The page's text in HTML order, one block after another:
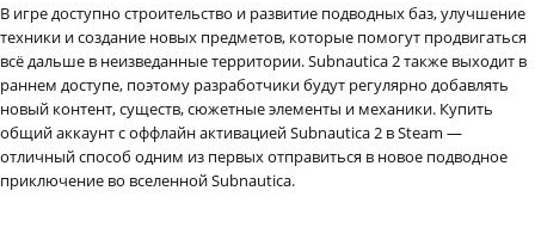
В игре доступно строительство и развитие подводных баз, улучшение
техники и создание новых предметов, которые помогут продвигаться
всё дальше в неизведанные территории. Subnautica 2 также выходит в
раннем доступе, поэтому разработчики будут регулярно добавлять
новый контент, существ, сюжетные элементы и механики. Купить
общий аккаунт с оффлайн активацией Subnautica 2 в Steam —
отличный способ одним из первых отправиться в новое подводное
приключение во вселенной Subnautica.